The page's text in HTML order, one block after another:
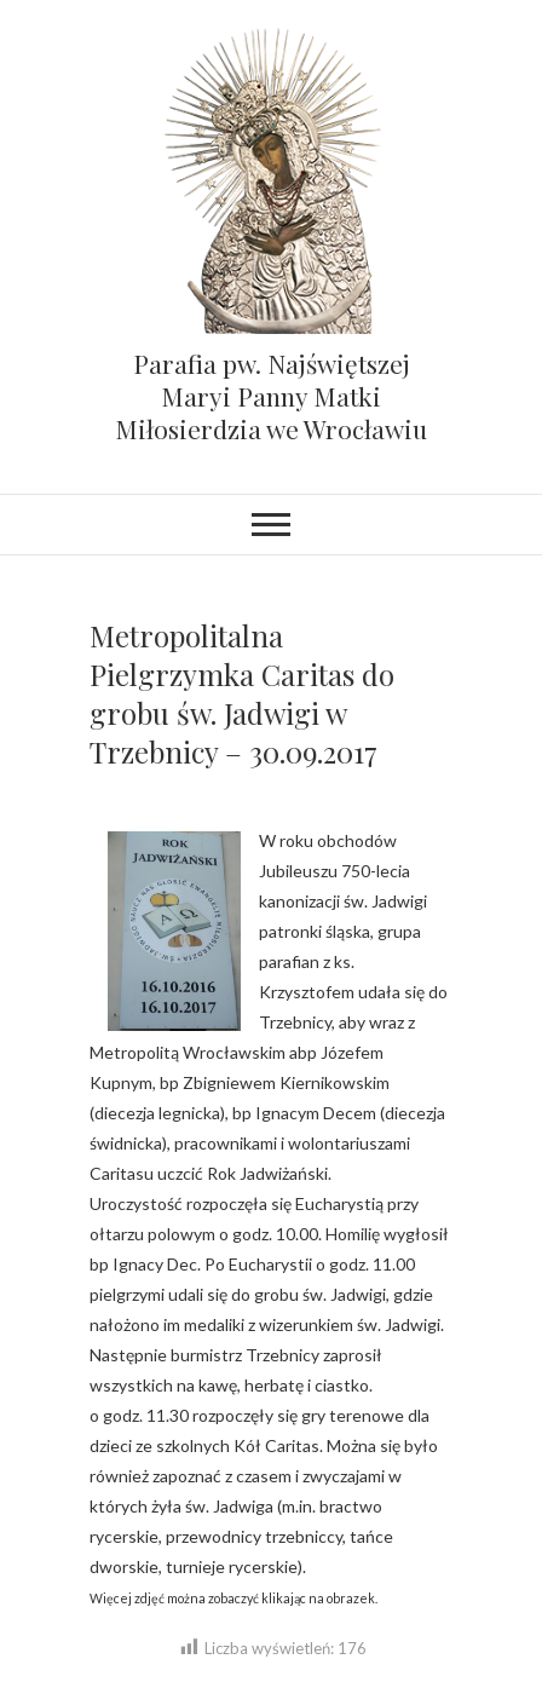
Parafia pw. Najświętszej
Maryi Panny Matki
Miłosierdzia we Wrocławiu
Metropolitalna
Pielgrzymka Caritas do
grobu św. Jadwigi w
Trzebnicy – 30.09.2017
W roku obchodów
Jubileuszu 750-lecia
kanonizacji św. Jadwigi
patronki śląska, grupa
parafian z ks.
Krzysztofem udała się do
Trzebnicy, aby wraz z
Metropolitą Wrocławskim abp Józefem
Kupnym, bp Zbigniewem Kiernikowskim
(diecezja legnicka), bp Ignacym Decem (diecezja
świdnicka), pracownikami i wolontariuszami
Caritasu uczcić Rok Jadwiżański.
Uroczystość rozpoczęła się Eucharystią przy
ołtarzu polowym o godz. 10.00. Homilię wygłosił
bp Ignacy Dec. Po Eucharystii o godz. 11.00
pielgrzymi udali się do grobu św. Jadwigi, gdzie
nałożono im medaliki z wizerunkiem św. Jadwigi.
Następnie burmistrz Trzebnicy zaprosił
wszystkich na kawę, herbatę i ciastko.
o godz. 11.30 rozpoczęły się gry terenowe dla
dzieci ze szkolnych Kół Caritas. Można się było
również zapoznać z czasem i zwyczajami w
których żyła św. Jadwiga (m.in. bractwo
rycerskie, przewodnicy trzebniccy, tańce
dworskie, turnieje rycerskie).
Więcej zdjęć można zobaczyć klikając na obrazek.
Liczba wyświetleń: 176